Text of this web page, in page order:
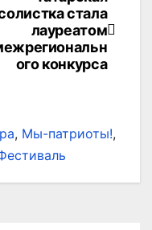
стала
лауреатом
ого конкурса
, Мы-патриоты!,